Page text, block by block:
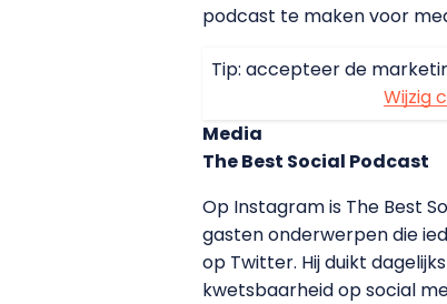
podcast te maken voor
Tip: accepteer de
Wijzig
Media
The Best Social Podcast
Op Instagram is The Best
gasten onderwerpen die
op Twitter. Hij duikt
kwetsbaarheid op social